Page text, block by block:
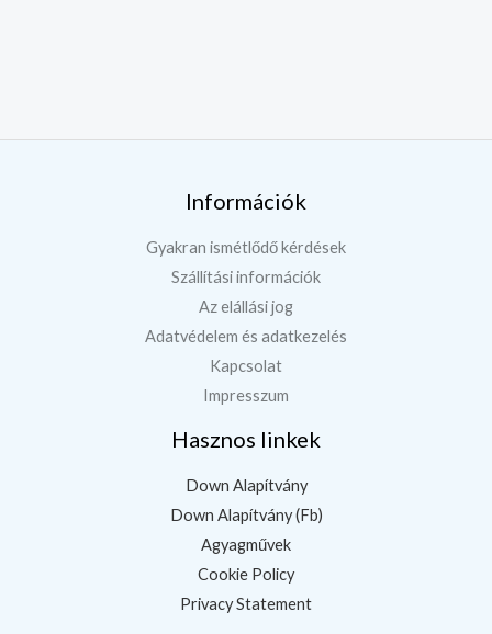
Információk
Gyakran ismétlődő kérdések
Szállítási információk
Az elállási jog
Adatvédelem és adatkezelés
Kapcsolat
Impresszum
Hasznos linkek
Down Alapítvány
Down Alapítvány (Fb)
Agyagművek
Cookie Policy
Privacy Statement